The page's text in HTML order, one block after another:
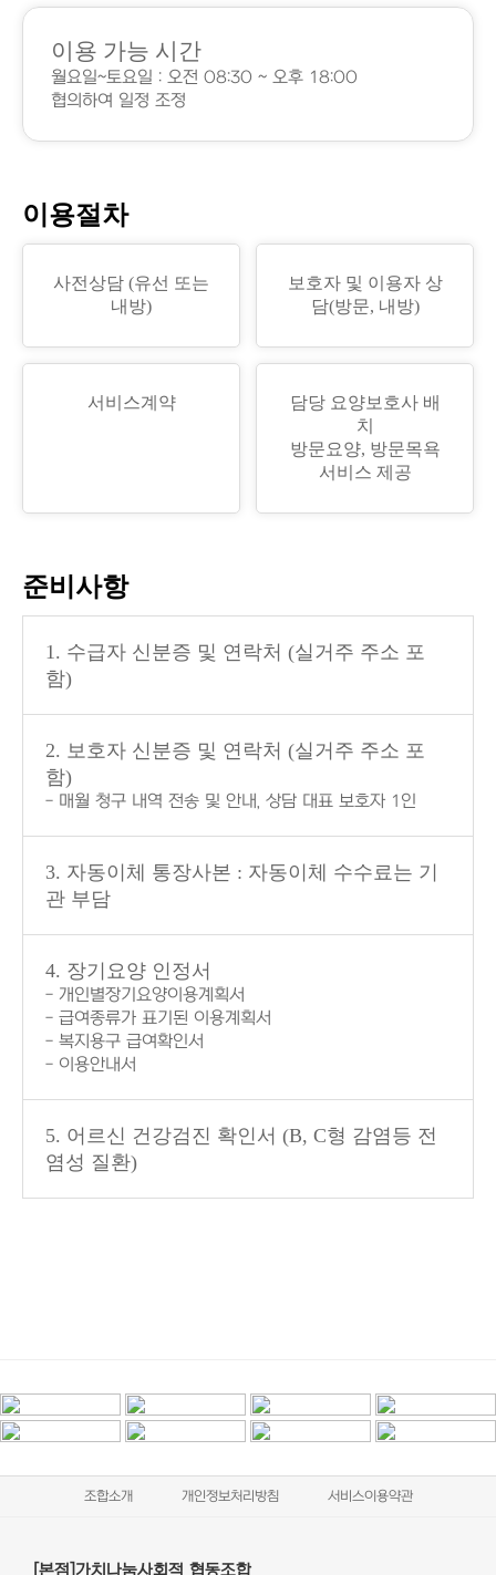
이용 가능 시간
월요일~토요일 : 오전 08:30 ~ 오후 18:00
협의하여 일정 조정
이용절차
사전상담 (유선 또는
내방)
보호자 및 이용자 상
담(방문, 내방)
서비스계약
담당 요양보호사 배
치
방문요양, 방문목욕
서비스 제공
준비사항
1. 수급자 신분증 및 연락처 (실거주 주소 포
함)
2. 보호자 신분증 및 연락처 (실거주 주소 포
함)
- 매월 청구 내역 전송 및 안내, 상담 대표 보호자 1인
3. 자동이체 통장사본 : 자동이체 수수료는 기
관 부담
4. 장기요양 인정서
- 개인별장기요양이용계획서
- 급여종류가 표기된 이용계획서
- 복지용구 급여확인서
- 이용안내서
5. 어르신 건강검진 확인서 (B, C형 감염등 전
염성 질환)
조합소개 개인정보처리방침 서비스이용약관
[본점]가치나눔사회적 협동조합